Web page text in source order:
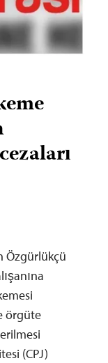
Özgürlükçü
örgüte
(CPJ)